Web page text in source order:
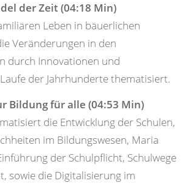
der Zeit (04:18 Min)
Leben in bäuerlichen
Veränderungen in den
durch Innovationen und
der Jahrhunderte thematisiert.
Bildung für alle (04:53 Min)
die Entwicklung der Schulen,
im Bildungswesen, Maria
der Schulpflicht, Schulwege
sowie die Digitalisierung im